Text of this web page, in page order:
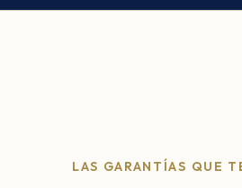
LAS GARANTÍAS QUE